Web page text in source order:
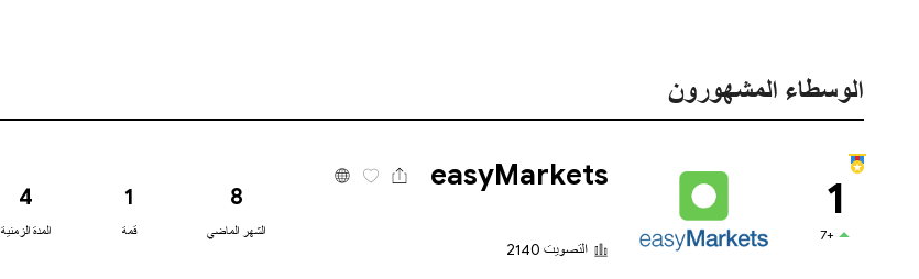
الوسطاء المشهورون
1
+7
easyMarkets
التصويت 2140
8
الشهر الماضي
1
قمة
4
المدة الزمنية